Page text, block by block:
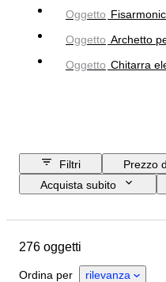
Oggetto
Oggetto Archetto
Oggetto Chitarra
Filtri
Prezzo
Acquista subito
Materiale
Accessori
276 oggetti
Ordina per rilevanza